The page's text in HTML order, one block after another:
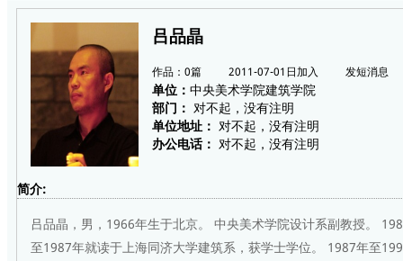
吕品晶
作品：0篇 2011-07-01日加入 发短消息
单位： 中央美术学院建筑学院
部门： 对不起，没有注明
单位地址： 对不起，没有注明
办公电话： 对不起，没有注明
简介:
吕品晶，男，1966年生于北京。 中央美术学院设计系副教授。
至1987年就读于上海同济大学建筑系，获学士学位。 1987年至